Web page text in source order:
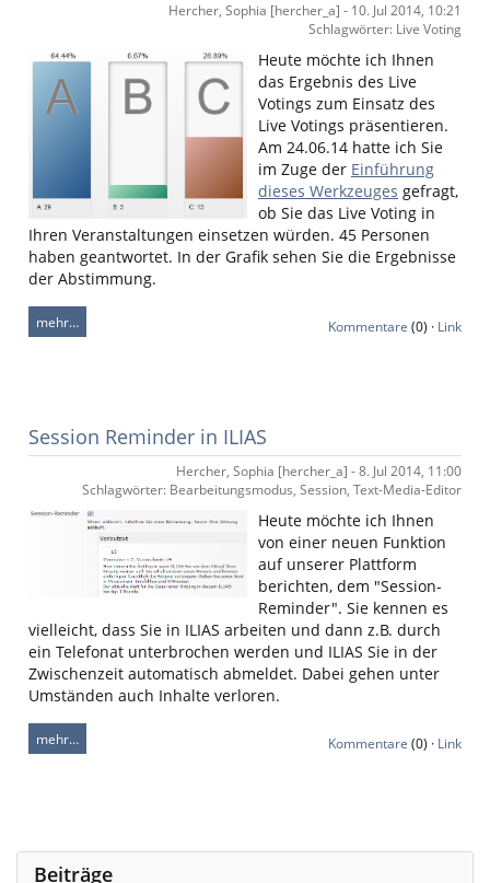
Hercher, Sophia [hercher_a] - 10. Jul 2014, 10:21
Schlagwörter: Live Voting
Heute möchte ich Ihnen
das Ergebnis des Live
Votings zum Einsatz des
Live Votings präsentieren.
Am 24.06.14 hatte ich Sie
im Zuge der Einführung
dieses Werkzeuges gefragt,
ob Sie das Live Voting in
Ihren Veranstaltungen einsetzen würden. 45 Personen
haben geantwortet. In der Grafik sehen Sie die Ergebnisse
der Abstimmung.
mehr… Kommentare (0) · Link
Session Reminder in ILIAS
Hercher, Sophia [hercher_a] - 8. Jul 2014, 11:00
Schlagwörter: Bearbeitungsmodus, Session, Text-Media-Editor
Heute möchte ich Ihnen
von einer neuen Funktion
auf unserer Plattform
berichten, dem "Session-
Reminder". Sie kennen es
vielleicht, dass Sie in ILIAS arbeiten und dann z.B. durch
ein Telefonat unterbrochen werden und ILIAS Sie in der
Zwischenzeit automatisch abmeldet. Dabei gehen unter
Umständen auch Inhalte verloren.
mehr… Kommentare (0) · Link
Beiträge